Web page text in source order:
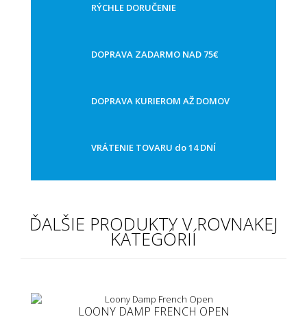
RÝCHLE DORUČENIE
DOPRAVA ZADARMO NAD 75€
DOPRAVA KURIEROM AŽ DOMOV
VRÁTENIE TOVARU do 14 DNÍ
ĎALŠIE PRODUKTY V ROVNAKEJ
KATEGÓRIÍ
LOONY DAMP FRENCH OPEN